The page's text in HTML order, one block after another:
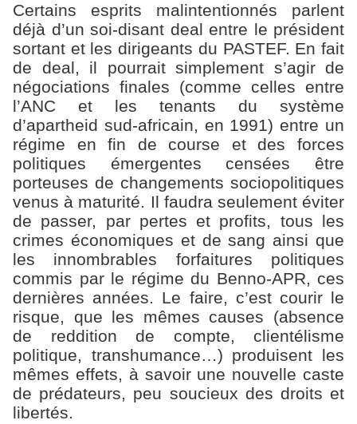
Certains esprits malintentionnés parlent
déjà d’un soi-disant deal entre le président
sortant et les dirigeants du PASTEF. En fait
de deal, il pourrait simplement s’agir de
négociations finales (comme celles entre
l’ANC et les tenants du système
d’apartheid sud-africain, en 1991) entre un
régime en fin de course et des forces
politiques émergentes censées être
porteuses de changements sociopolitiques
venus à maturité. Il faudra seulement éviter
de passer, par pertes et profits, tous les
crimes économiques et de sang ainsi que
les innombrables forfaitures politiques
commis par le régime du Benno-APR, ces
dernières années. Le faire, c’est courir le
risque, que les mêmes causes (absence
de reddition de compte, clientélisme
politique, transhumance…) produisent les
mêmes effets, à savoir une nouvelle caste
de prédateurs, peu soucieux des droits et
libertés.